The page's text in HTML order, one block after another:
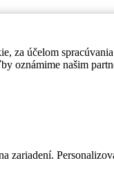
za účelom
oznámime našim